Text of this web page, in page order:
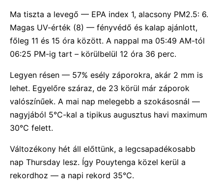
Ma tiszta a levegő — EPA index 1, alacsony PM2.5: 6.
Magas UV-érték (8) — fényvédő és kalap ajánlott,
főleg 11 és 15 óra között. A nappal ma 05:49 AM-tól
06:25 PM-ig tart – körülbelül 12 óra 36 perc.
Legyen résen — 57% esély záporokra, akár 2 mm is
lehet. Egyelőre száraz, de 23 körül már záporok
valószínűek. A mai nap melegebb a szokásosnál —
nagyjából 5°C-kal a tipikus augusztus havi maximum
30°C felett.
Változékony hét áll előttünk, a legcsapadékosabb
nap Thursday lesz. Így Pouytenga közel kerül a
rekordhoz — a napi rekord 35°C.